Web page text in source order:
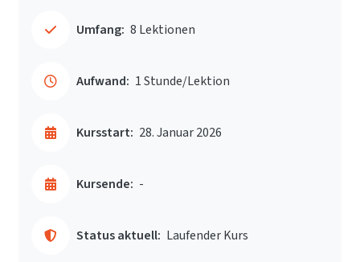
Umfang: 8 Lektionen
Aufwand: 1 Stunde/Lektion
Kursstart: 28. Januar 2026
Kursende: -
Status aktuell: Laufender Kurs